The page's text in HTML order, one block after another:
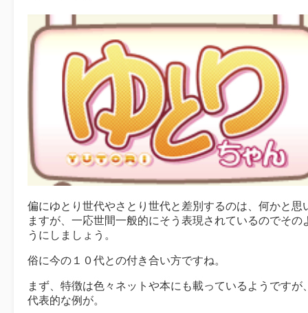
偏にゆとり世代やさとり世代と差別するのは、何かと思
ますが、一応世間一般的にそう表現されているのでその
うにしましょう。
俗に今の１０代との付き合い方ですね。
まず、特徴は色々ネットや本にも載っているようですが
代表的な例が。